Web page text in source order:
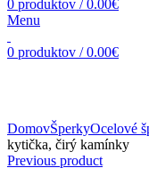
0 produktov / 0.00€
Menu
0 produktov / 0.00€
DomovŠperkyOcelové
kytička, čirý kamínky
Previous product